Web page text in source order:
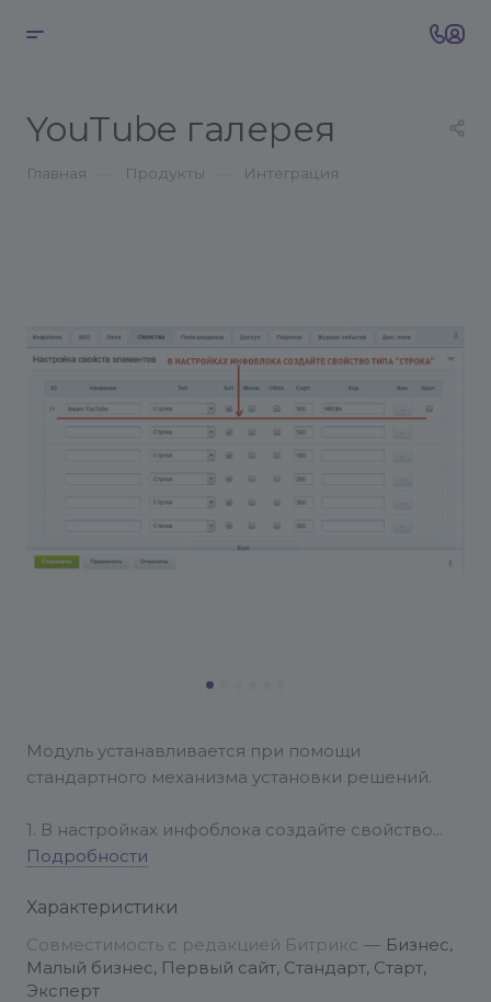
YouTube галерея
Главная Продукты Интеграция
Модуль устанавливается при помощи
стандартного механизма установки решений.
1. В настройках инфоблока создайте свойство
типа строка.
вставьте в созданное вами свойство ссылку на
ролик на YouTube.
Ссылка может быть вида
https://www.youtube.com/watch?v=I1mCKgMjZNQ
Подробности
Характеристики
Совместимость с редакцией Битрикс — Бизнес,
Малый бизнес, Первый сайт, Стандарт, Старт,
Эксперт